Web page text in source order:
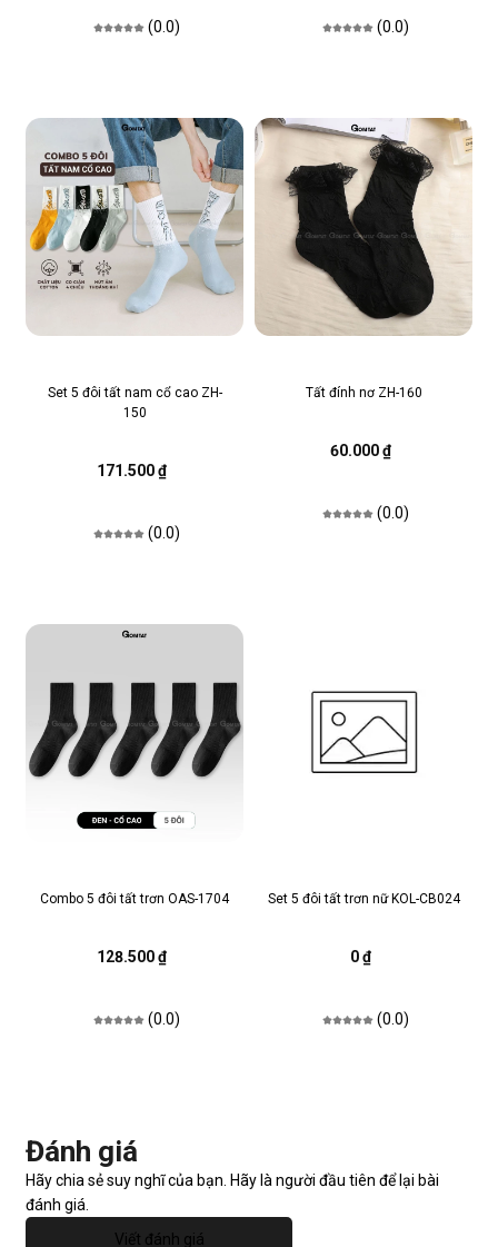
(0.0) (0.0)
Set 5 đôi tất nam cổ cao ZH-
150
171.500 ₫
(0.0)
Tất đính nơ ZH-160
60.000 ₫
(0.0)
Combo 5 đôi tất trơn OAS-1704
128.500 ₫
(0.0)
Set 5 đôi tất trơn nữ KOL-CB024
0 ₫
(0.0)
Đánh giá
Hãy chia sẻ suy nghĩ của bạn. Hãy là người đầu tiên để lại bài
đánh giá.
Viết đánh giá